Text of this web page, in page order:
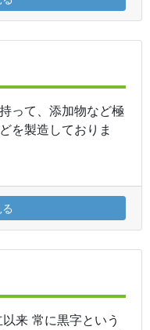
って、添加物など極
を製造しておりま
来 常に黒字という